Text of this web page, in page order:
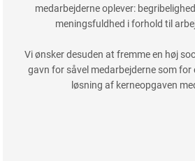
medarbejderne oplever:
meningsfuldhed i forhold til
Vi ønsker desuden at fremme en høj
gavn for såvel medarbejderne som for
løsning af kerneopgaven